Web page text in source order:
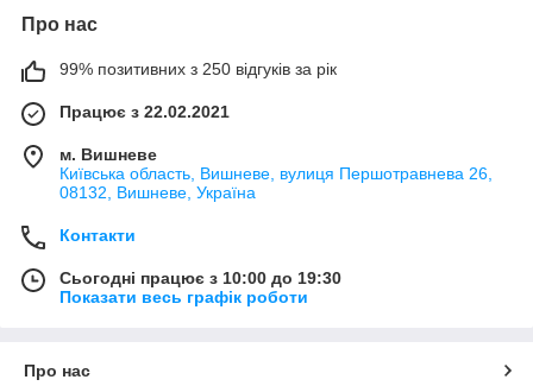
Про нас
99% позитивних з 250 відгуків за рік
Працює з 22.02.2021
м. Вишневе
Київська область, Вишневе, вулиця Першотравнева 26,
08132, Вишневе, Україна
Контакти
Сьогодні працює з 10:00 до 19:30
Показати весь графік роботи
Про нас